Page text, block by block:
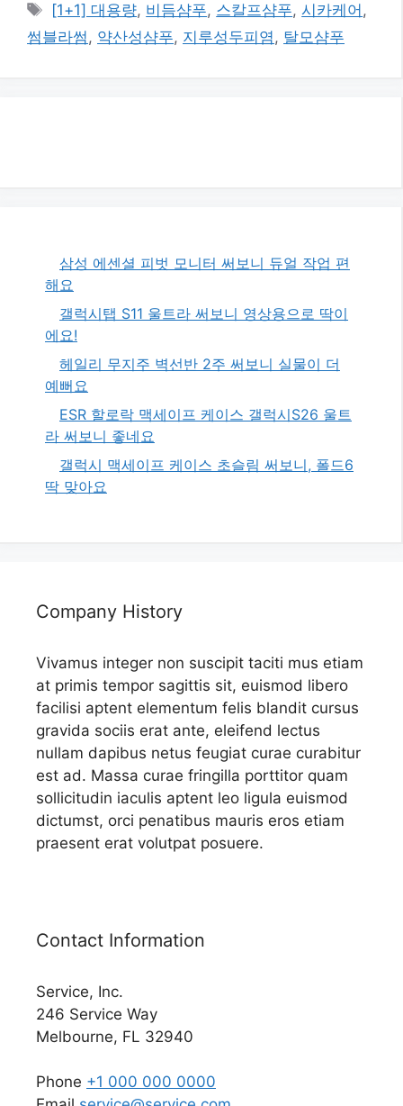
고
리
태
그
[1+1] 대용량, 비듬샴푸, 스칼프샴푸,시카케어 ,
썸블라썸 , 약산성샴푸, 지루성두피염 , 탈모샴푸
삼성 에센셜 피벗 모니터 써보니 듀얼 작업 편
해요
갤럭시탭 S11 울트라 써보니 영상용으로 딱이
에요!
헤일리 무지주 벽선반 2주 써보니 실물이 더
예뻐요
ESR 할로락 맥세이프 케이스 갤럭시S26 울트
라 써보니 좋네요
갤럭시 맥세이프 케이스 초슬림 써보니, 폴드6
딱 맞아요
Company History
Vivamus integer non suscipit taciti mus etiam
at primis tempor sagittis sit, euismod libero
facilisi aptent elementum felis blandit cursus
gravida sociis erat ante, eleifend lectus
nullam dapibus netus feugiat curae curabitur
est ad. Massa curae fringilla porttitor quam
sollicitudin iaculis aptent leo ligula euismod
dictumst, orci penatibus mauris eros etiam
praesent erat volutpat posuere.
Contact Information
Service, Inc.
246 Service Way
Melbourne, FL 32940
Phone +1 000 000 0000